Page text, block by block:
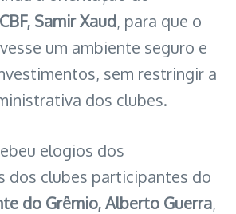
Samir Xaud, para que o
um ambiente seguro e
sem restringir a
dos clubes.
elogios dos
dos clubes participantes do
do Grêmio, Alberto Guerra,